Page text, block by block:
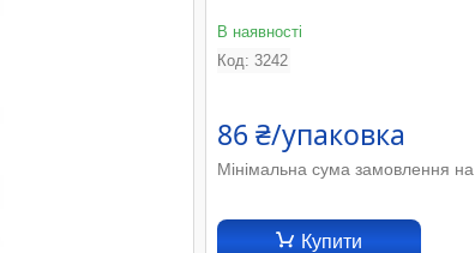
В наявності
Код: 3242
86 ₴/упаковка
Мінімальна сума замовлення
Купити